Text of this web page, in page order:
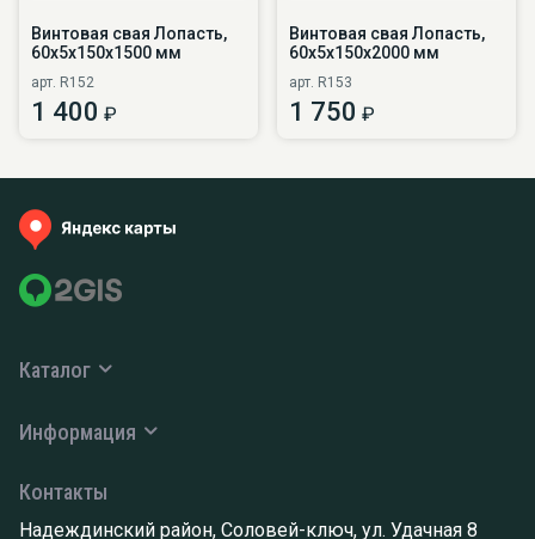
Винтовая свая Лопасть,
60х5х150х1500 мм
арт. R152
1 400 ₽
Винтовая свая Лопасть,
60х5х150х2000 мм
арт. R153
1 750 ₽
Каталог
Информация
Контакты
Надеждинский район, Соловей-ключ, ул. Удачная 8